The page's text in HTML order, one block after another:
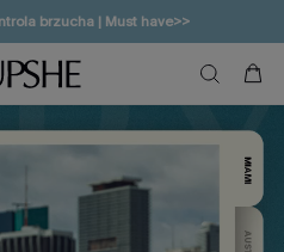
| Do 50% rabatu>>
do 20% rabatu>>